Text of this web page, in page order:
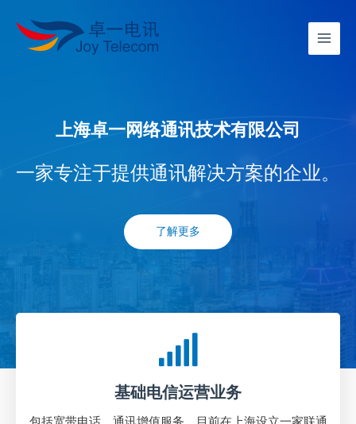
上海卓一网络通讯技术有限公司
一家专注于提供通讯解决方案的企业。
了解更多
基础电信运营业务